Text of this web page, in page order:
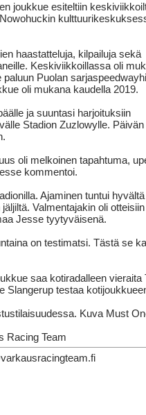
joukkue esiteltiin
haastatteluja, kilpailuja sekä
Keskiviikkoillassa oli
Puolan
oli mukana kaudella 2019.
ja suuntasi harjoituksiin
Stadion Zuzlowylle.
oli melkoinen tapahtuma,
kommentoi.
Ajaminen tuntui
Valmentajakin oli otteisiin
Jesse tyytyväisenä.
on testimatsi. Tästä se
saa kotiradalleen vieraita
Slangerup testaa
Kuva Must
Racing Team